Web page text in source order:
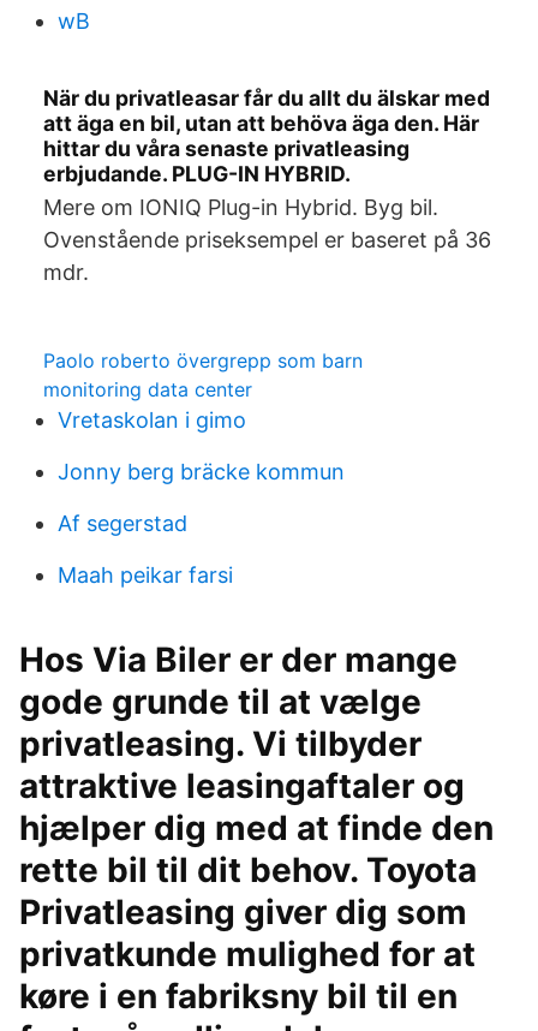
wB
När du privatleasar får du allt du älskar med
att äga en bil, utan att behöva äga den. Här
hittar du våra senaste privatleasing
erbjudande. PLUG-IN HYBRID.
Mere om IONIQ Plug-in Hybrid. Byg bil.
Ovenstående priseksempel er baseret på 36
mdr.
Paolo roberto övergrepp som barn
monitoring data center
Vretaskolan i gimo
Jonny berg bräcke kommun
Af segerstad
Maah peikar farsi
Hos Via Biler er der mange
gode grunde til at vælge
privatleasing. Vi tilbyder
attraktive leasingaftaler og
hjælper dig med at finde den
rette bil til dit behov. Toyota
Privatleasing giver dig som
privatkunde mulighed for at
køre i en fabriksny bil til en